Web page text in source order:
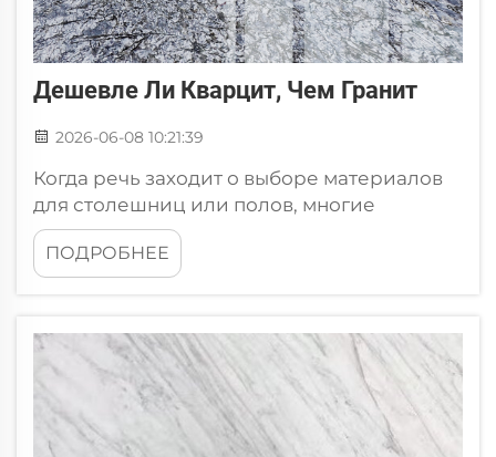
Дешевле Ли Кварцит, Чем Гранит
2026-06-08 10:21:39
Когда речь заходит о выборе материалов
для столешниц или полов, многие
задаются вопросом о разнице в цене
между кварцитом и гранитом. Оба камня
пользуются большой популярностью,
различаются. Введение: Подходит ли
кварцит как недорогой...
ПОДРОБНЕЕ